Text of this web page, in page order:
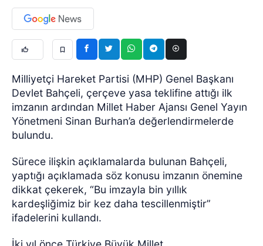
Milliyetçi Hareket Partisi (MHP) Genel Başkanı
Devlet Bahçeli, çerçeve yasa teklifine attığı ilk
imzanın ardından Millet Haber Ajansı Genel Yayın
Yönetmeni Sinan Burhan’a değerlendirmelerde
bulundu.
Sürece ilişkin açıklamalarda bulunan Bahçeli,
yaptığı açıklamada söz konusu imzanın önemine
dikkat çekerek, “Bu imzayla bin yıllık
kardeşliğimiz bir kez daha tescillenmiştir”
ifadelerini kullandı.